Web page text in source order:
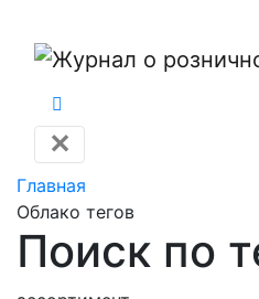
✕
Главная
Облако тегов
Поиск по